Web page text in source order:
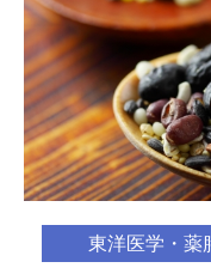
東洋医学・薬